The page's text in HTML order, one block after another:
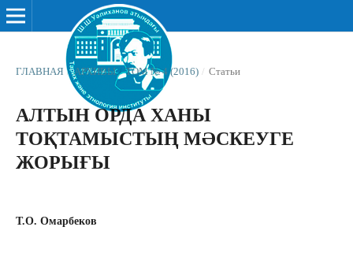
ГЛАВНАЯ / АРХИВЫ / ТОМ № 4 (2016) / Статьи
АЛТЫН ОРДА ХАНЫ
ТОҚТАМЫСТЫҢ МƏСКЕУГЕ
ЖОРЫҒЫ
Т.О. Омарбеков